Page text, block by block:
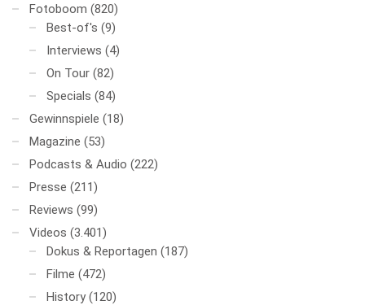
Fotoboom (820)
Best-of's (9)
Interviews (4)
On Tour (82)
Specials (84)
Gewinnspiele (18)
Magazine (53)
Podcasts & Audio (222)
Presse (211)
Reviews (99)
Videos (3.401)
Dokus & Reportagen (187)
Filme (472)
History (120)